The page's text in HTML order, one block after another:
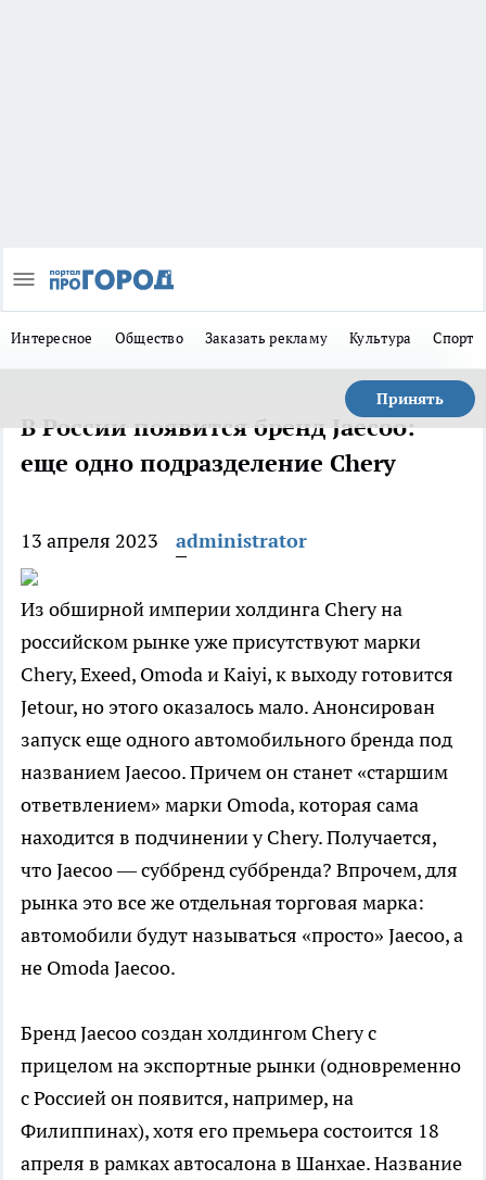
Интересное Общество Заказать рекламу Культура Спорт
Принять
В России появится бренд Jaecoo:
еще одно подразделение Chery
13 апреля 2023 administrator
Из обширной империи холдинга Chery на
российском рынке уже присутствуют марки
Chery, Exeed, Omoda и Kaiyi, к выходу готовится
Jetour, но этого оказалось мало. Анонсирован
запуск еще одного автомобильного бренда под
названием Jaecoo. Причем он станет «старшим
ответвлением» марки Omoda, которая сама
находится в подчинении у Chery. Получается,
что Jaecoo — суббренд суббренда? Впрочем, для
рынка это все же отдельная торговая марка:
автомобили будут называться «просто» Jaecoo, а
не Omoda Jaecoo.
Бренд Jaecoo создан холдингом Chery с
прицелом на экспортные рынки (одновременно
с Россией он появится, например, на
Филиппинах), хотя его премьера состоится 18
апреля в рамках автосалона в Шанхае. Название